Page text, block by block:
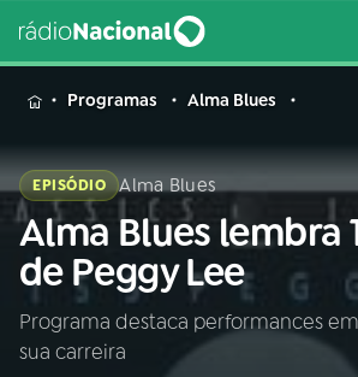
MENU
Buscar
na
Rádio
Nacional
Buscar
Programas Alma Blues
EPISÓDIO Alma Blues
Alma Blues lembra
de Peggy Lee
Programa destaca performances
sua carreira